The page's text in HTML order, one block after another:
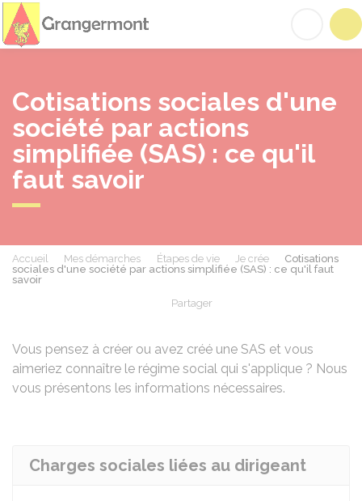
Cotisations sociales d'une
société par actions
simplifiée (SAS) : ce qu'il
faut savoir
Accueil Mes démarches Étapes de vie Je crée
Cotisations
sociales d'une société par actions simplifiée (SAS) : ce qu'il faut
savoir
Partager
Vous pensez à créer ou avez créé une SAS et vous
aimeriez connaître le régime social qui s'applique ? Nous
vous présentons les informations nécessaires.
Charges sociales liées au dirigeant